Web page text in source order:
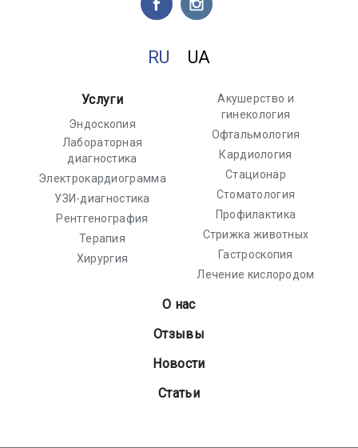
RU UA
Услуги
Эндоскопия
Лабораторная
диагностика
Электрокардиограмма
УЗИ-диагностика
Рентгенография
Терапия
Хирургия
Акушерство и
гинекология
Офтальмология
Кардиология
Стационар
Стоматология
Профилактика
Стрижка животных
Гастроскопия
Лечение кислородом
О нас
Отзывы
Новости
Статьи